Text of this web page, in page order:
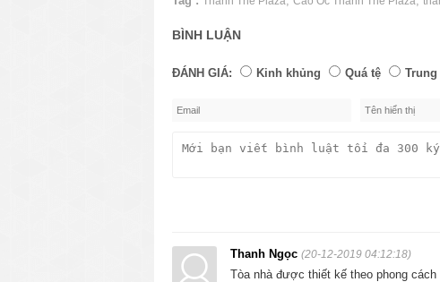
BÌNH LUẬN
ĐÁNH GIÁ: Kinh khủng Quá tệ
Thanh Ngọc (20-12-2019 04:12:18)
Tòa nhà được thiết kế theo phong